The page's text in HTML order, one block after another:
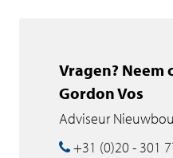
Vragen? Neem
Gordon Vos
Adviseur
+31 (0)20 - 301